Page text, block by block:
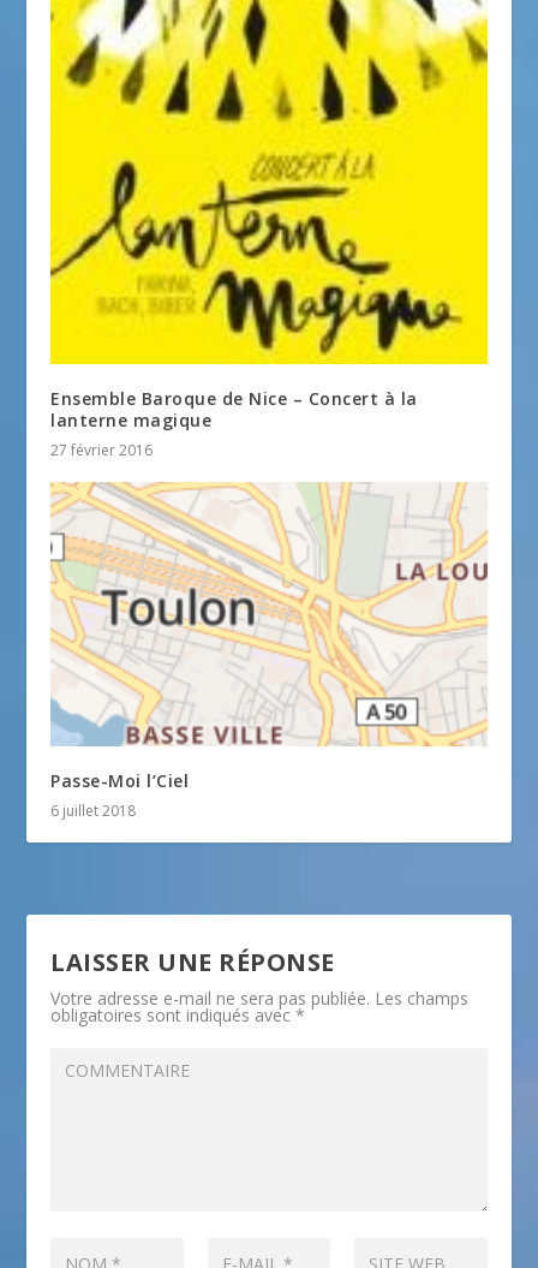
Ensemble Baroque de Nice – Concert à la
lanterne magique
27 février 2016
Passe-Moi l’Ciel
6 juillet 2018
LAISSER UNE RÉPONSE
Votre adresse e-mail ne sera pas publiée. Les champs
obligatoires sont indiqués avec*